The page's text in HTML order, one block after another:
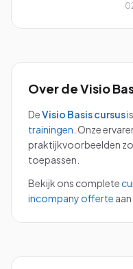
Over deVisio
DeVisio Basiscursus
trainingen Onze
praktijkvoorbeelden
toepassen.
Bekijk ons complete
incompany offerte